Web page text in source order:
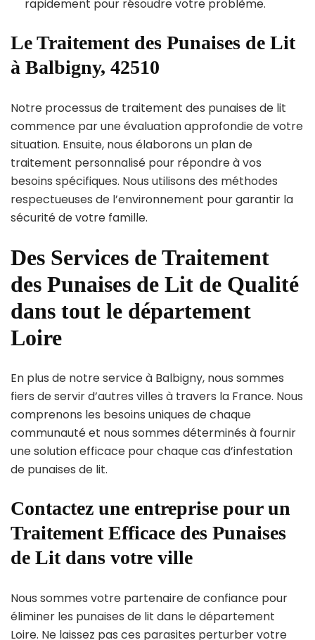
rapidement pour résoudre votre problème.
Le Traitement des Punaises de Lit
à Balbigny, 42510
Notre processus de traitement des punaises de lit
commence par une évaluation approfondie de votre
situation. Ensuite, nous élaborons un plan de
traitement personnalisé pour répondre à vos
besoins spécifiques. Nous utilisons des méthodes
respectueuses de l’environnement pour garantir la
sécurité de votre famille.
Des Services de Traitement
des Punaises de Lit de Qualité
dans tout le département
Loire
En plus de notre service à Balbigny, nous sommes
fiers de servir d’autres villes à travers la France. Nous
comprenons les besoins uniques de chaque
communauté et nous sommes déterminés à fournir
une solution efficace pour chaque cas d’infestation
de punaises de lit.
Contactez une entreprise pour un
Traitement Efficace des Punaises
de Lit dans votre ville
Nous sommes votre partenaire de confiance pour
éliminer les punaises de lit dans le département
Loire. Ne laissez pas ces parasites perturber votre